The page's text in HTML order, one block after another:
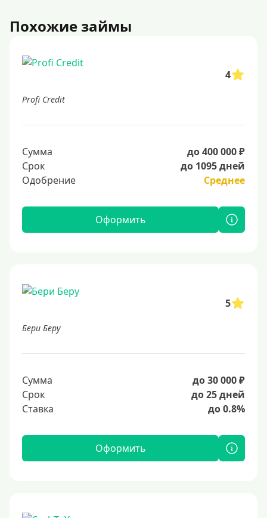
Похожие займы
4
Profi Credit
Сумма
до 400 000 ₽
Срок
до 1095 дней
Одобрение
Среднее
Оформить
5
Бери Беру
Сумма
до 30 000 ₽
Срок
до 25 дней
Ставка
до 0.8%
Оформить